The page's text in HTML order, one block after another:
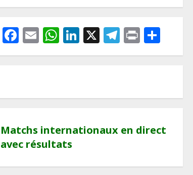
Facebook
EmailWhatsApp
LinkedIn
X Telegram
Print
Matchs internationaux en direct
avec résultats